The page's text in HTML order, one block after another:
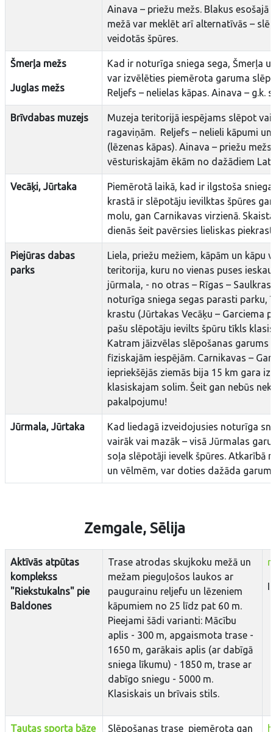
Ainava – priežu mežs. Blakus esošajā
mežā var meklēt arī alternatīvās –
veidotās špūres.
Šmerļa mežs
Juglas mežs
Kad ir noturīga sniega sega, Šmerļa
var izvēlēties piemērota garuma
Reljefs – nelielas kāpas. Ainava – g.k.
Brīvdabas muzejs
Muzeja teritorijā iespējams slēpot
ragaviņām. Reljefs – nelieli kāpumi
(lēzenas kāpas). Ainava – priežu
vēsturiskajām ēkām no dažādiem
Vecāķi, Jūrtaka
Piemērotā laikā, kad ir ilgstoša
krastā ir slēpotāju ievilktas špūres
molu, gan Carnikavas virzienā.
dienās šeit pavērsies lieliskas
Piejūras dabas
parks
Liela, priežu mežiem, kāpām un kāpu
teritorija, kuru no vienas puses
jūrmala, - no otras – Rīgas –
noturīga sniega segas parasti parku,
krastu (Jūrtakas Vecāķu – Garciema
pašu slēpotāju ievilts špūru tīkls
Katram jāizvēlas slēpošanas
fiziskajām iespējām. Carnikavas –
iepriekšējās ziemās bija 15 km gara
klasiskajam solim. Šeit gan nebūs
pakalpojumu!
Jūrmala, Jūrtaka
Kad liedagā izveidojusies noturīga
vairāk vai mazāk – visā Jūrmalas
soļa slēpotāji ievelk špūres. Atkarībā
un vēlmēm, var doties dažāda
Zemgale, Sēlija
Aktīvās atpūtas
komplekss
"Riekstukalns" pie
Baldones
Trase atrodas skujkoku mežā un
mežam pieguļošos laukos ar
paugurainu reljefu un lēzeniem
kāpumiem no 25 līdz pat 60 m.
Pieejami šādi varianti: Mācību
aplis - 300 m, apgaismota trase -
1650 m, garākais aplis (ar dabīgā
sniega līkumu) - 1850 m, trase ar
dabīgo sniegu - 5000 m.
Klasiskais un brīvais stils.
Tautas sporta bāze
Slēpošanas trase piemērota gan